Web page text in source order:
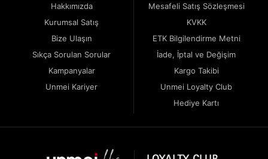
Hakkımızda
Kurumsal Satış
Bize Ulaşın
Sıkça Sorulan Sorular
Kampanyalar
Unmei Kariyer
Mesafeli Satış Sözleşmesi
KVKK
ETK Bilgilendirme Metni
İade, İptal ve Değişim
Kargo Takibi
Unmei Loyalty Club
Hediye Kartı